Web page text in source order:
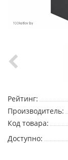
Рейтинг:
Производитель:
Код товара:
Доступно: